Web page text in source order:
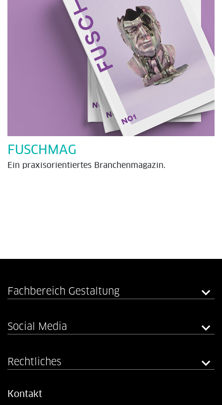
FUSCHMAG
Ein praxisorientiertes Branchenmagazin.
Fachbereich Gestaltung
Social Media
Rechtliches
Kontakt